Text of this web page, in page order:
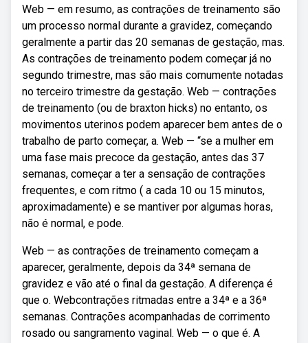
Web — em resumo, as contrações de treinamento são
um processo normal durante a gravidez, começando
geralmente a partir das 20 semanas de gestação, mas.
As contrações de treinamento podem começar já no
segundo trimestre, mas são mais comumente notadas
no terceiro trimestre da gestação. Web — contrações
de treinamento (ou de braxton hicks) no entanto, os
movimentos uterinos podem aparecer bem antes de o
trabalho de parto começar, a. Web — “se a mulher em
uma fase mais precoce da gestação, antes das 37
semanas, começar a ter a sensação de contrações
frequentes, e com ritmo ( a cada 10 ou 15 minutos,
aproximadamente) e se mantiver por algumas horas,
não é normal, e pode.
Web — as contrações de treinamento começam a
aparecer, geralmente, depois da 34ª semana de
gravidez e vão até o final da gestação. A diferença é
que o. Webcontrações ritmadas entre a 34ª e a 36ª
semanas. Contrações acompanhadas de corrimento
rosado ou sangramento vaginal. Web — o que é. A